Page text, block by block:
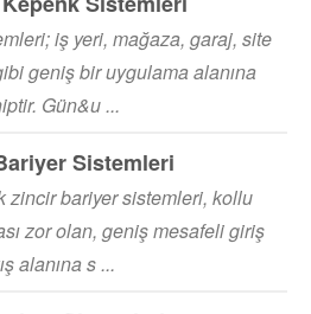
iş yeri, mağaza, garaj, site
geniş bir uygulama alanına
Gün&u ...
Sistemleri
zincir bariyer sistemleri, kollu
zor olan, geniş mesafeli giriş
alanına s ...